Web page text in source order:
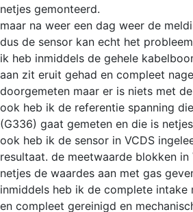
netjes gemonteerd.
maar na weer een dag weer de
dus de sensor kan echt het
ik heb inmiddels de gehele
aan zit eruit gehad en compleet
doorgemeten maar er is niets met
ook heb ik de referentie spanning
(G336) gaat gemeten en die is
ook heb ik de sensor in VCDS
resultaat. de meetwaarde blokken in
netjes de waardes aan met gas
inmiddels heb ik de complete intake
en compleet gereinigd en